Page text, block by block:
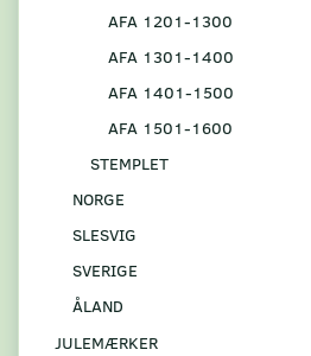
AFA 1201-1300
AFA 1301-1400
AFA 1401-1500
AFA 1501-1600
STEMPLET
NORGE
SLESVIG
SVERIGE
ÅLAND
JULEMÆRKER